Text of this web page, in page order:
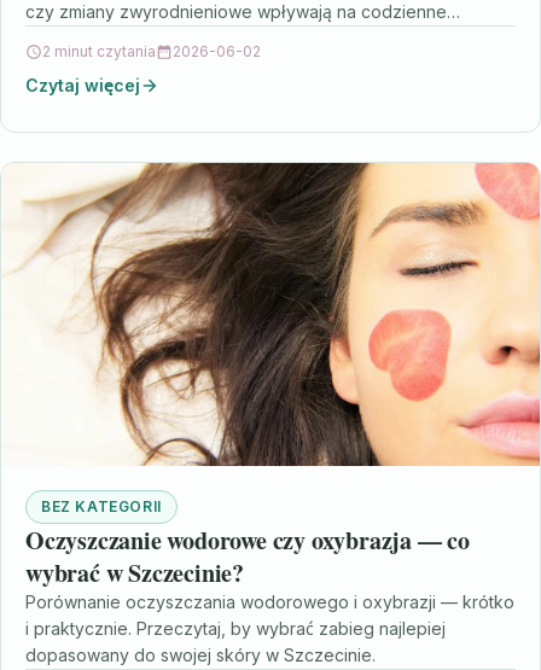
czy zmiany zwyrodnieniowe wpływają na codzienne
2 minut czytania 2026-06-02
Czytaj więcej
BEZ KATEGORII
Oczyszczanie wodorowe czy oxybrazja — co
wybrać w Szczecinie?
Porównanie oczyszczania wodorowego i oxybrazji — krótko
i praktycznie. Przeczytaj, by wybrać zabieg najlepiej
dopasowany do swojej skóry w Szczecinie.